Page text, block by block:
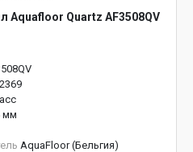
Aquafloor Quartz AF3508QV
2369
мм
AquaFloor (Бельгия)